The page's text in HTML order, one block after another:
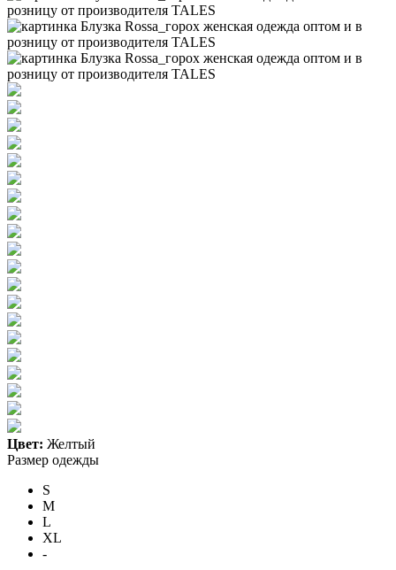
Цвет: Желтый
Размер одежды
S
M
L
XL
-